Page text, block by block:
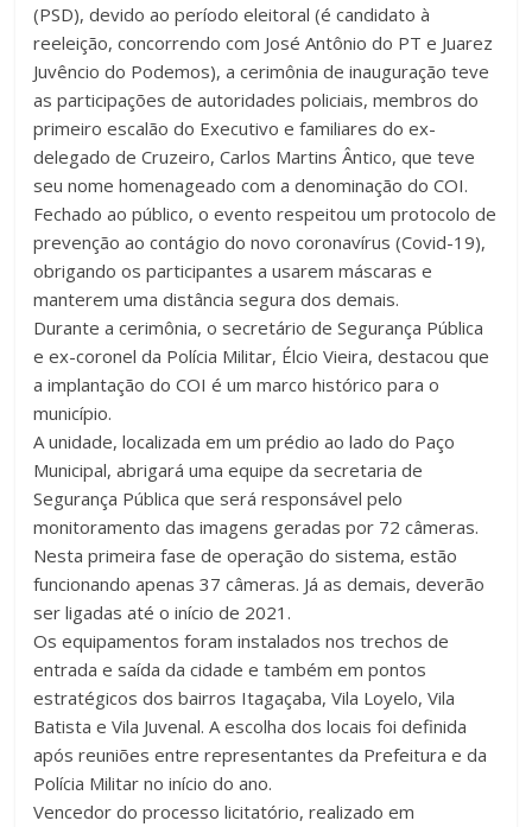
(PSD), devido ao período eleitoral (é candidato à
reeleição, concorrendo com José Antônio do PT e Juarez
Juvêncio do Podemos), a cerimônia de inauguração teve
as participações de autoridades policiais, membros do
primeiro escalão do Executivo e familiares do ex-
delegado de Cruzeiro, Carlos Martins Ântico, que teve
seu nome homenageado com a denominação do COI.
Fechado ao público, o evento respeitou um protocolo de
prevenção ao contágio do novo coronavírus (Covid-19),
obrigando os participantes a usarem máscaras e
manterem uma distância segura dos demais.
Durante a cerimônia, o secretário de Segurança Pública
e ex-coronel da Polícia Militar, Élcio Vieira, destacou que
a implantação do COI é um marco histórico para o
município.
A unidade, localizada em um prédio ao lado do Paço
Municipal, abrigará uma equipe da secretaria de
Segurança Pública que será responsável pelo
monitoramento das imagens geradas por 72 câmeras.
Nesta primeira fase de operação do sistema, estão
funcionando apenas 37 câmeras. Já as demais, deverão
ser ligadas até o início de 2021.
Os equipamentos foram instalados nos trechos de
entrada e saída da cidade e também em pontos
estratégicos dos bairros Itagaçaba, Vila Loyelo, Vila
Batista e Vila Juvenal. A escolha dos locais foi definida
após reuniões entre representantes da Prefeitura e da
Polícia Militar no início do ano.
Vencedor do processo licitatório, realizado em